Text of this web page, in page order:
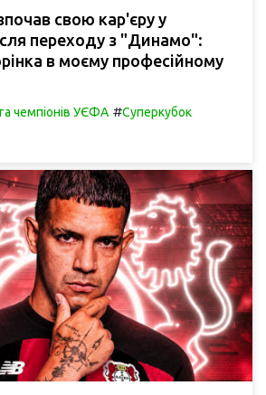
свою кар'єру у
переходу з "Динамо":
в моєму професійному
чемпіонів УЄФА #Суперкубок